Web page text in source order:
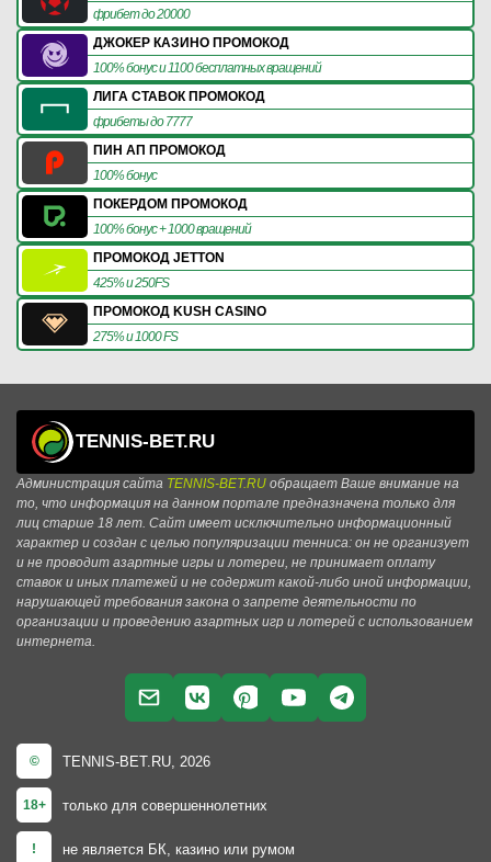
фрибет до 20000
ДЖОКЕР КАЗИНО ПРОМОКОД
100% бонус и 1100 бесплатных вращений
ЛИГА СТАВОК ПРОМОКОД
фрибеты до 7777
ПИН АП ПРОМОКОД
100% бонус
ПОКЕРДОМ ПРОМОКОД
100% бонус + 1000 вращений
ПРОМОКОД JETTON
425% и 250FS
ПРОМОКОД KUSH CASINO
275% и 1000 FS
TENNIS-BET.RU
Администрация сайта TENNIS-BET.RU обращает Ваше внимание на
то, что информация на данном портале предназначена только для
лиц старше 18 лет. Сайт имеет исключительно информационный
характер и создан с целью популяризации тенниса: он не организует
и не проводит азартные игры и лотереи, не принимает оплату
ставок и иных платежей и не содержит какой-либо иной информации,
нарушающей требования закона о запрете деятельности по
организации и проведению азартных игр и лотерей с использованием
интернета.
© TENNIS-BET.RU, 2026
18+ только для совершеннолетних
! не является БК, казино или румом